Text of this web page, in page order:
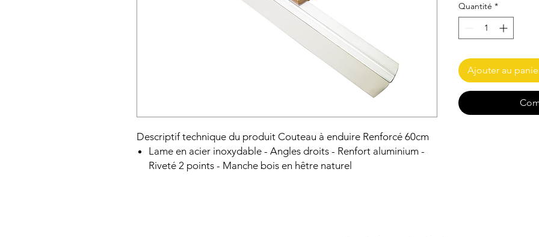
Descriptif technique du produit Couteau à enduire Renforcé 60cm
Lame en acier inoxydable - Angles droits - Renfort aluminium -
Riveté 2 points - Manche bois en hêtre naturel
Quantité *
Ajouter au